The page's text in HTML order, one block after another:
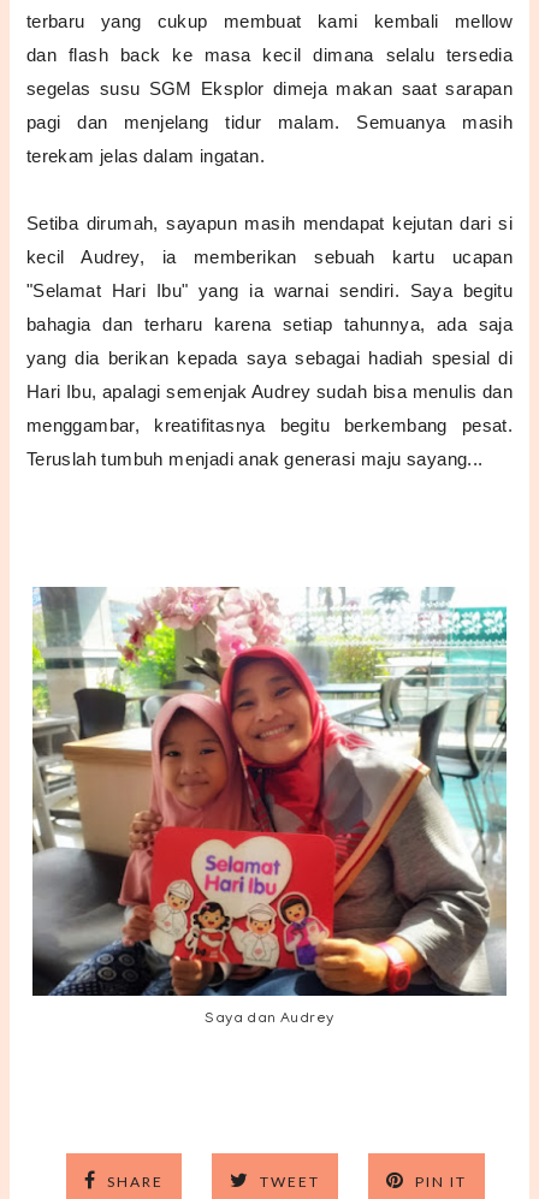
terbaru yang cukup membuat kami kembali mellow
dan flash back ke masa kecil dimana selalu tersedia
segelas susu SGM Eksplor dimeja makan saat sarapan
pagi dan menjelang tidur malam. Semuanya masih
terekam jelas dalam ingatan.
Setiba dirumah, sayapun masih mendapat kejutan dari si
kecil Audrey, ia memberikan sebuah kartu ucapan
"Selamat Hari Ibu" yang ia warnai sendiri. Saya begitu
bahagia dan terharu karena setiap tahunnya, ada saja
yang dia berikan kepada saya sebagai hadiah spesial di
Hari Ibu, apalagi semenjak Audrey sudah bisa menulis dan
menggambar, kreatifitasnya begitu berkembang pesat.
Teruslah tumbuh menjadi anak generasi maju sayang...
Saya dan Audrey
SHARE TWEET PIN IT